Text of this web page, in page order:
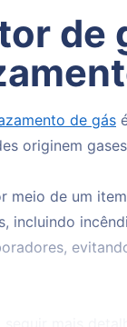
de gás
originem
meio de um
incluindo